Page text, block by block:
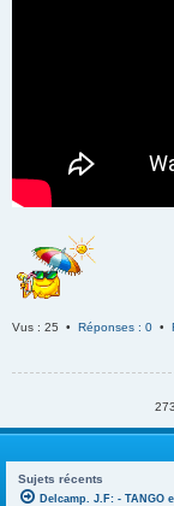
Vus : 25 • Réponses : 0 •
Sujets récents
Delcamp. J.F: - TANGO